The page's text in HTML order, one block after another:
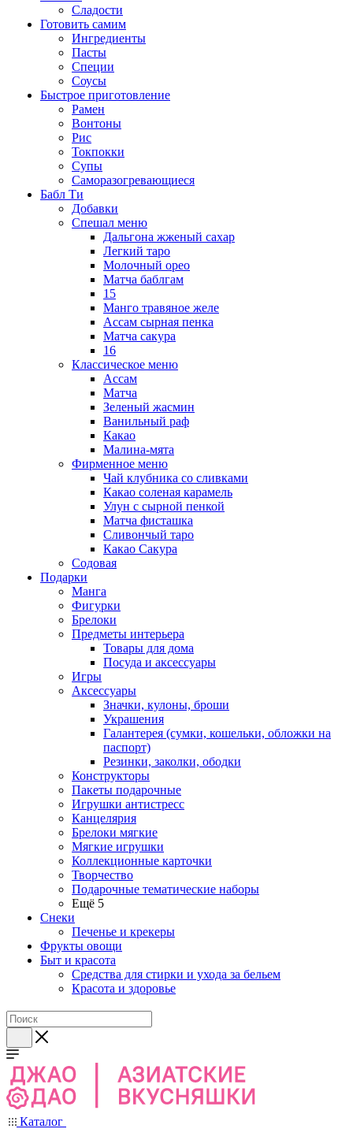
Сладости
Готовить самим
Ингредиенты
Пасты
Специи
Соусы
Быстрое приготовление
Рамен
Вонтоны
Рис
Токпокки
Супы
Саморазогревающиеся
Бабл Ти
Добавки
Спешал меню
Дальгона жженый сахар
Легкий таро
Молочный орео
Матча баблгам
15
Манго травяное желе
Ассам сырная пенка
Матча сакура
16
Классическое меню
Ассам
Матча
Зеленый жасмин
Ванильный раф
Какао
Малина-мята
Фирменное меню
Чай клубника со сливками
Какао соленая карамель
Улун с сырной пенкой
Матча фисташка
Сливончый таро
Какао Сакура
Содовая
Подарки
Манга
Фигурки
Брелоки
Предметы интерьера
Товары для дома
Посуда и аксессуары
Игры
Аксессуары
Значки, кулоны, броши
Украшения
Галантерея (сумки, кошельки, обложки на
паспорт)
Резинки, заколки, ободки
Конструкторы
Пакеты подарочные
Игрушки антистресс
Канцелярия
Брелоки мягкие
Мягкие игрушки
Коллекционные карточки
Творчество
Подарочные тематические наборы
Ещё 5
Снеки
Печенье и крекеры
Фрукты овощи
Быт и красота
Средства для стирки и ухода за бельем
Красота и здоровье
Каталог